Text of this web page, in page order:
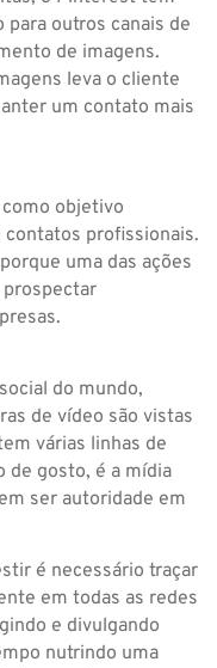
outros canais de
de imagens.
leva o cliente
um contato mais
objetivo
contatos profissionais.
uma das ações
prospectar
do mundo,
de vídeo são vistas
várias linhas de
de gosto, é a mídia
ser autoridade em
é necessário traçar
em todas as redes
e divulgando
nutrindo uma